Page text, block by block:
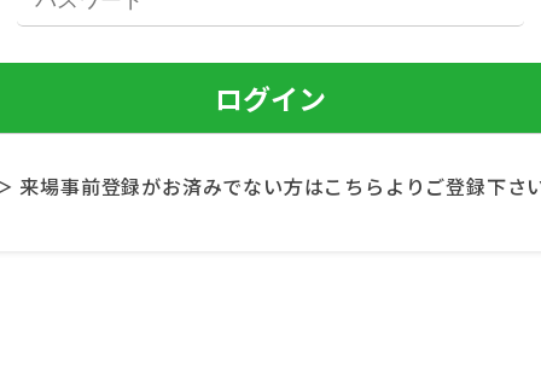
来場事前登録がお済みでない方はこちらよりご登録下さ